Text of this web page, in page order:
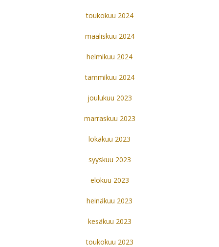
toukokuu 2024
maaliskuu 2024
helmikuu 2024
tammikuu 2024
joulukuu 2023
marraskuu 2023
lokakuu 2023
syyskuu 2023
elokuu 2023
heinäkuu 2023
kesäkuu 2023
toukokuu 2023